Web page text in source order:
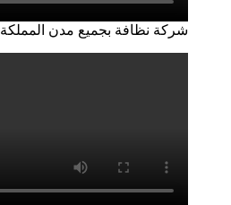
شركة نظافة بجميع مدن المملكة